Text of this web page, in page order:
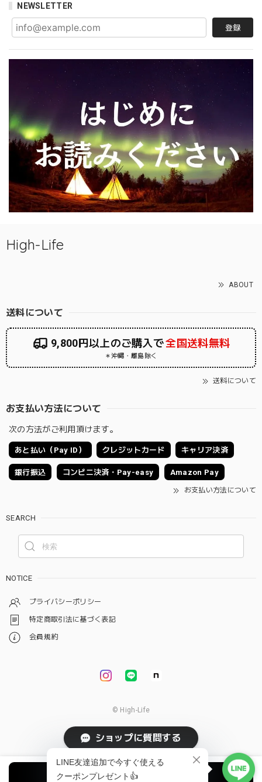
NEWSLETTER
登録
High-Life
ABOUT
送料について
9,800円以上のご購入で全国送料無料
＊沖縄・離島除く
送料について
お支払い方法について
次の方法がご利用頂けます。
あと払い（Pay ID） クレジットカード キャリア決済
銀行振込 コンビニ決済・Pay-easy Amazon Pay
お支払い方法について
SEARCH
NOTICE
プライバシーポリシー
特定商取引法に基づく表記
会員規約
© High-Life
オプションを選択
ショップに質問する